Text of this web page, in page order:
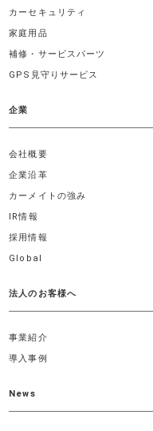
カーセキュリティ
家庭用品
補修・サービスパーツ
GPS見守りサービス
企業
会社概要
企業沿革
カーメイトの強み
IR情報
採用情報
Global
法人のお客様へ
事業紹介
導入事例
News